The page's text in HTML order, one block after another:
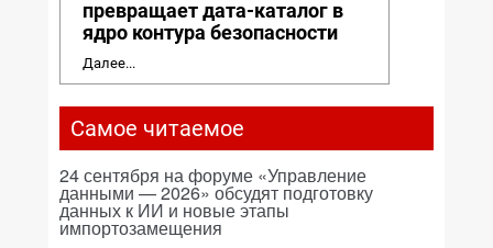
превращает дата-каталог в
ядро контура безопасности
Далее...
Самое читаемое
24 сентября на форуме «Управление
данными — 2026» обсудят подготовку
данных к ИИ и новые этапы
импортозамещения